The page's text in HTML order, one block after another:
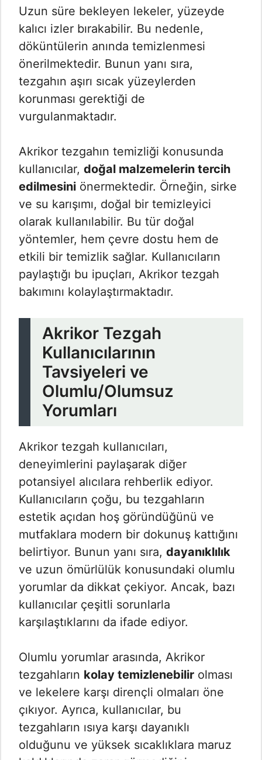
Uzun süre bekleyen lekeler, yüzeyde
kalıcı izler bırakabilir. Bu nedenle,
döküntülerin anında temizlenmesi
önerilmektedir. Bunun yanı sıra,
tezgahın aşırı sıcak yüzeylerden
korunması gerektiği de
vurgulanmaktadır.
Akrikor tezgahın temizliği konusunda
kullanıcılar, doğal malzemelerin tercih
edilmesini önermektedir. Örneğin, sirke
ve su karışımı, doğal bir temizleyici
olarak kullanılabilir. Bu tür doğal
yöntemler, hem çevre dostu hem de
etkili bir temizlik sağlar. Kullanıcıların
paylaştığı bu ipuçları, Akrikor tezgah
bakımını kolaylaştırmaktadır.
Akrikor Tezgah
Kullanıcılarının
Tavsiyeleri ve
Olumlu/Olumsuz
Yorumları
Akrikor tezgah kullanıcıları,
deneyimlerini paylaşarak diğer
potansiyel alıcılara rehberlik ediyor.
Kullanıcıların çoğu, bu tezgahların
estetik açıdan hoş göründüğünü ve
mutfaklara modern bir dokunuş kattığını
belirtiyor. Bunun yanı sıra, dayanıklılık
ve uzun ömürlülük konusundaki olumlu
yorumlar da dikkat çekiyor. Ancak, bazı
kullanıcılar çeşitli sorunlarla
karşılaştıklarını da ifade ediyor.
Olumlu yorumlar arasında, Akrikor
tezgahların kolay temizlenebilir olması
ve lekelere karşı dirençli olmaları öne
çıkıyor. Ayrıca, kullanıcılar, bu
tezgahların ısıya karşı dayanıklı
olduğunu ve yüksek sıcaklıklara maruz